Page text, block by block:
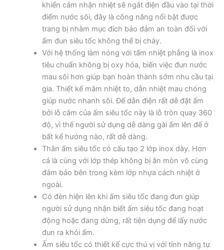
khiển cảm nhận nhiệt sẽ ngắt điện đầu vào tại thời
điểm nước sôi, đây là công năng nổi bật được
trang bị nhằm mục đích bảo đảm an toàn đối với
ấm đun siêu tốc không thể bị cháy.
Với hệ thống làm nóng với tấm nhiệt phẳng là inox
tiêu chuẩn không bị oxy hóa, biến việc đun nước
mau sôi hơn giúp bạn hoàn thành sớm nhu cầu tại
gia. Thiết kế mâm nhiệt to, dẫn nhiệt mau chóng
giúp nước nhanh sôi. Đế dẫn điện rất dễ đặt ấm
bởi lỗ cắm của ấm siêu tốc này là lỗ tròn quay 360
độ, vì thế người sử dụng dễ dàng gài ấm lên đế ở
bất kể hướng nào, rất dễ dàng.
Thân ấm siêu tốc có cấu tạo 2 lớp inox dày. Hơn
cả là cùng với lớp thép không bị ăn mòn vô cùng
đảm bảo bên trong kèm lớp nhựa cách nhiệt ở
ngoài.
Có đèn hiện lên khi ấm siêu tốc đang đun giúp
người sử dụng nhận biết ấm siêu tốc đang hoạt
động hoặc đang dừng, rất tiện dụng để lấy nước
đun ra khỏi ấm.
Ấm siêu tốc có thiết kế cực thú vị với tính năng tự